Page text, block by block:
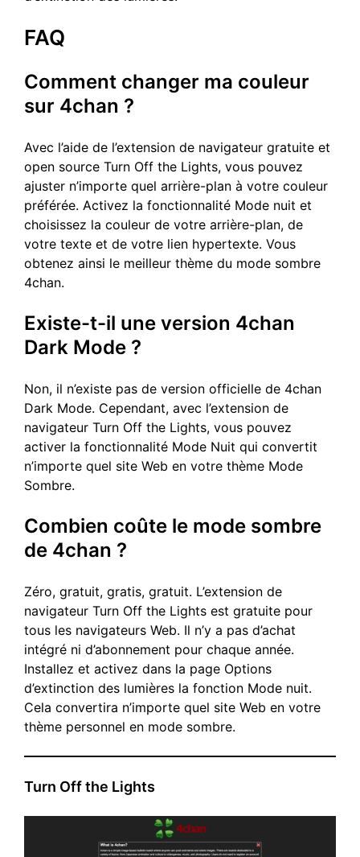
FAQ
Comment changer ma couleur
sur 4chan ?
Avec l’aide de l’extension de navigateur gratuite et
open source Turn Off the Lights, vous pouvez
ajuster n’importe quel arrière-plan à votre couleur
préférée. Activez la fonctionnalité Mode nuit et
choisissez la couleur de votre arrière-plan, de
votre texte et de votre lien hypertexte. Vous
obtenez ainsi le meilleur thème du mode sombre
4chan.
Existe-t-il une version 4chan
Dark Mode ?
Non, il n’existe pas de version officielle de 4chan
Dark Mode. Cependant, avec l’extension de
navigateur Turn Off the Lights, vous pouvez
activer la fonctionnalité Mode Nuit qui convertit
n’importe quel site Web en votre thème Mode
Sombre.
Combien coûte le mode sombre
de 4chan ?
Zéro, gratuit, gratis, gratuit. L’extension de
navigateur Turn Off the Lights est gratuite pour
tous les navigateurs Web. Il n’y a pas d’achat
intégré ni d’abonnement pour chaque année.
Installez et activez dans la page Options
d’extinction des lumières la fonction Mode nuit.
Cela convertira n’importe quel site Web en votre
thème personnel en mode sombre.
Turn Off the Lights